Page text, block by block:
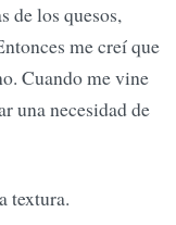
de los quesos,
me creí que
Cuando me vine
una necesidad de
textura.